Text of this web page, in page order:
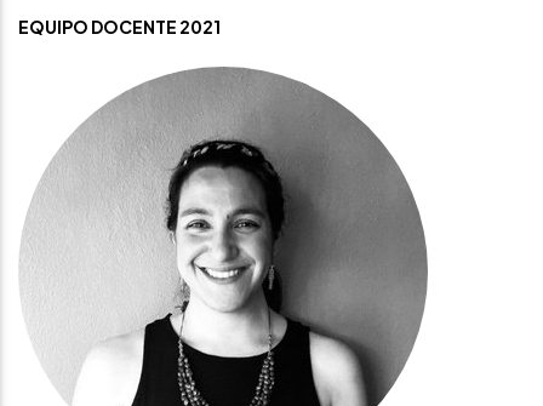
EQUIPO DOCENTE 2021